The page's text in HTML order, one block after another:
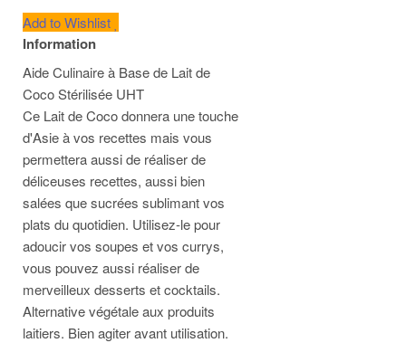
Add to Wishlist
Information
Aide Culinaire à Base de Lait de
Coco Stérilisée UHT
Ce Lait de Coco donnera une touche
d'Asie à vos recettes mais vous
permettera aussi de réaliser de
déliceuses recettes, aussi bien
salées que sucrées sublimant vos
plats du quotidien. Utilisez-le pour
adoucir vos soupes et vos currys,
vous pouvez aussi réaliser de
merveilleux desserts et cocktails.
Alternative végétale aux produits
laitiers. Bien agiter avant utilisation.